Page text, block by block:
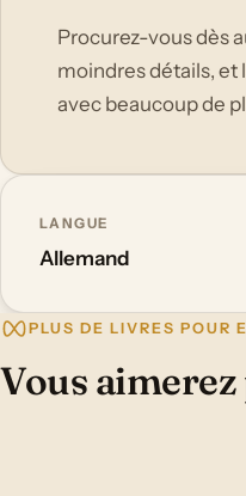
Procurez-vous dès
moindres détails, et
avec beaucoup de
LANGUE
Allemand
PLUS DE LIVRES POUR
Vous